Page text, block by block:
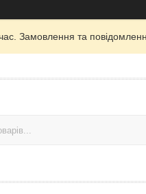
Замовлення та